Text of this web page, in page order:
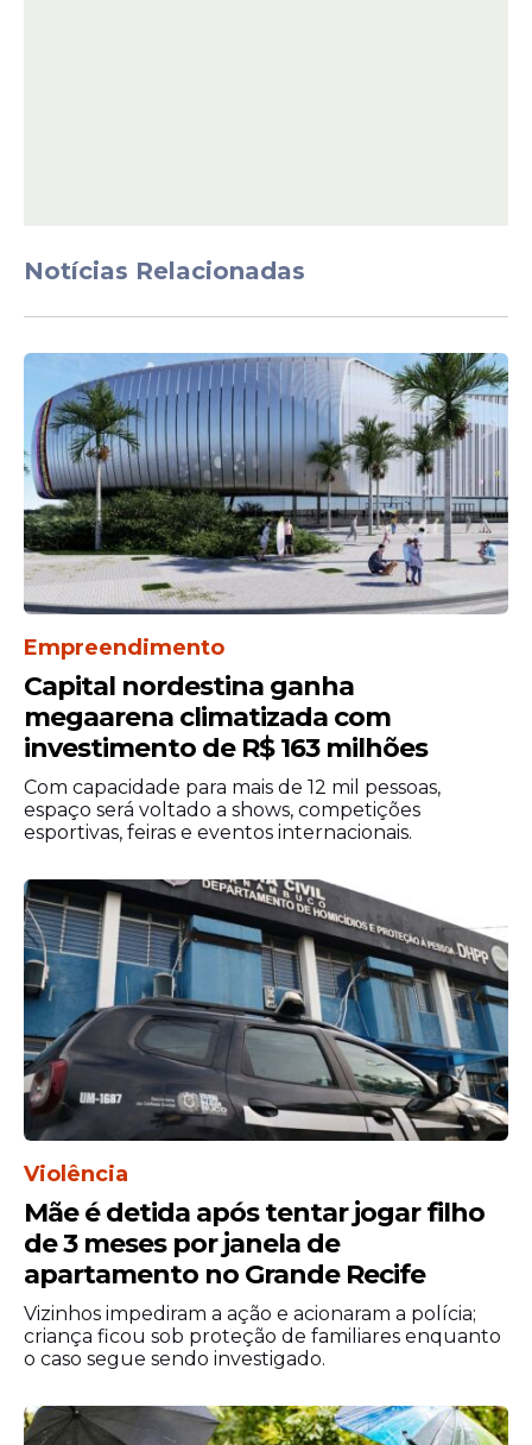
Notícias Relacionadas
Empreendimento
Capital nordestina ganha
megaarena climatizada com
investimento de R$ 163 milhões
Com capacidade para mais de 12 mil pessoas,
espaço será voltado a shows, competições
esportivas, feiras e eventos internacionais.
Violência
Mãe é detida após tentar jogar filho
de 3 meses por janela de
apartamento no Grande Recife
Vizinhos impediram a ação e acionaram a polícia;
criança ficou sob proteção de familiares enquanto
o caso segue sendo investigado.